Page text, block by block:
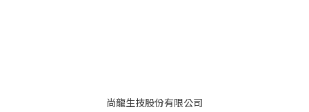
尚龍生技股份有限公司